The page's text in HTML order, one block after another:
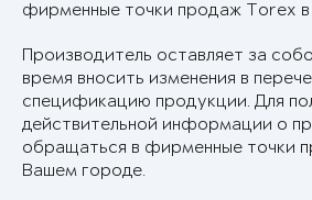
фирменные точки продаж Torex
Производитель оставляет за
время вносить изменения в
спецификацию продукции. Для
действительной информации о
обращаться в фирменные точки
Вашем городе.